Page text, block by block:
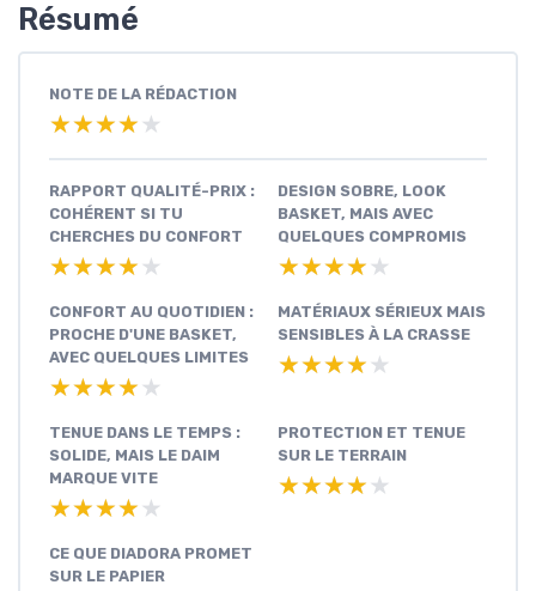
Résumé
NOTE DE LA RÉDACTION
★★★★★
★★★★★
RAPPORT QUALITÉ-PRIX :
COHÉRENT SI TU
CHERCHES DU CONFORT
★★★★★
★★★★★
DESIGN SOBRE, LOOK
BASKET, MAIS AVEC
QUELQUES COMPROMIS
★★★★★
★★★★★
CONFORT AU QUOTIDIEN :
PROCHE D'UNE BASKET,
AVEC QUELQUES LIMITES
★★★★★
★★★★★
MATÉRIAUX SÉRIEUX MAIS
SENSIBLES À LA CRASSE
★★★★★
★★★★★
TENUE DANS LE TEMPS :
SOLIDE, MAIS LE DAIM
MARQUE VITE
★★★★★
★★★★★
PROTECTION ET TENUE
SUR LE TERRAIN
★★★★★
★★★★★
CE QUE DIADORA PROMET
SUR LE PAPIER